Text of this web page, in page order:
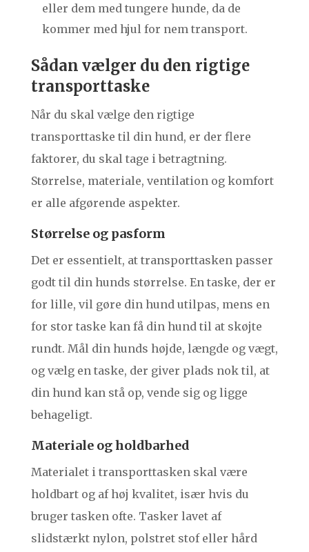
eller dem med tungere hunde, da de
kommer med hjul for nem transport.
Sådan vælger du den rigtige
transporttaske
Når du skal vælge den rigtige
transporttaske til din hund, er der flere
faktorer, du skal tage i betragtning.
Størrelse, materiale, ventilation og komfort
er alle afgørende aspekter.
Størrelse og pasform
Det er essentielt, at transporttasken passer
godt til din hunds størrelse. En taske, der er
for lille, vil gøre din hund utilpas, mens en
for stor taske kan få din hund til at skøjte
rundt. Mål din hunds højde, længde og vægt,
og vælg en taske, der giver plads nok til, at
din hund kan stå op, vende sig og ligge
behageligt.
Materiale og holdbarhed
Materialet i transporttasken skal være
holdbart og af høj kvalitet, især hvis du
bruger tasken ofte. Tasker lavet af
slidstærkt nylon, polstret stof eller hård